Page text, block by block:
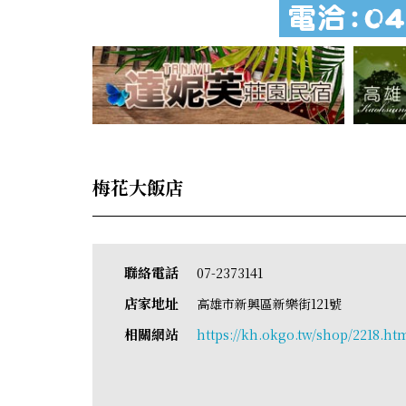
梅花大飯店
聯絡電話 07-2373141
店家地址 高雄市新興區新樂街121號
相關網站 https://kh.okgo.tw/shop/